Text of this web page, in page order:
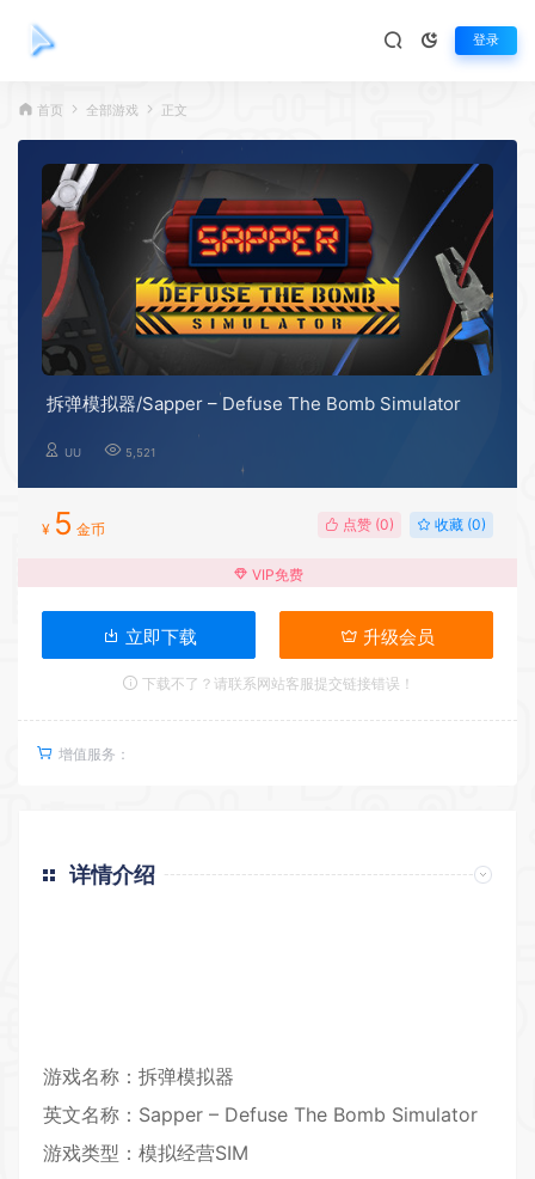
登录
首页 全部游戏 正文
拆弹模拟器/Sapper – Defuse The Bomb Simulator
UU 5,521
¥ 5 金币 点赞 (0) 收藏 (0)
VIP免费
立即下载 升级会员
下载不了？请联系网站客服提交链接错误！
增值服务：
详情介绍
游戏名称：拆弹模拟器
英文名称：Sapper – Defuse The Bomb Simulator
游戏类型： 模拟经营SIM